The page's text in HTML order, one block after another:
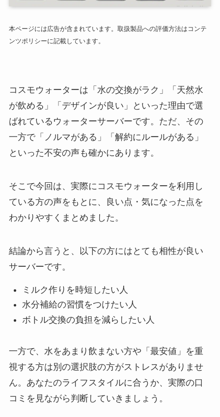
本ページには広告が含まれています。取扱製品への評価方法はコンテ
ンツポリシーに記載しています。
コスモウォーターは「水の交換がラク」「天然水
が飲める」「デザインが良い」といった理由で選
ばれているウォーターサーバーです。ただ、その
一方で「ノルマがある」「解約にルールがある」
といった不安の声も確かにあります。
そこで今回は、実際にコスモウォーターを利用し
ている方の声をもとに、良い点・気になった点を
わかりやすくまとめました。
結論から言うと、以下の方にはとても相性が良い
サーバーです。
ミルク作りを時短したい人
水分補給の習慣をつけたい人
ボトル交換の負担を減らしたい人
一方で、水をあまり飲まない方や「最安値」を重
視する方は別の選択肢の方がストレスがありませ
ん。あなたのライフスタイルに合うか、実際の口
コミを見ながら判断していきましょう。